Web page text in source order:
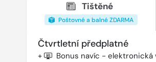
Tištěné
Poštovné a balné ZDARMA
Čtvrtletní předplatné
+ Bonus navíc - elektronická